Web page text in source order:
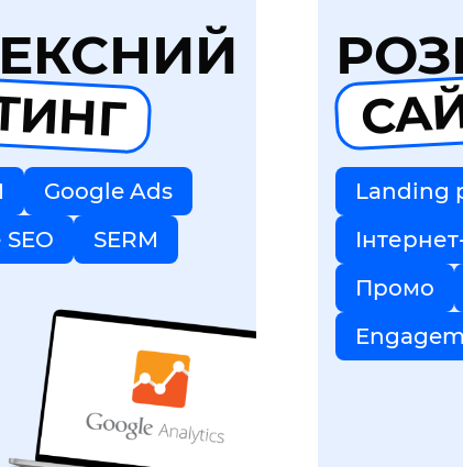
Google Ads
SERM
Landing
Промо